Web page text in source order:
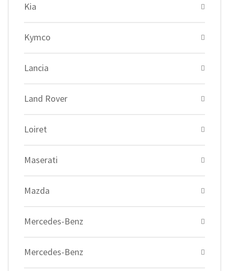
Kia
Kymco
Lancia
Land Rover
Loiret
Maserati
Mazda
Mercedes-Benz
Mercedes-Benz